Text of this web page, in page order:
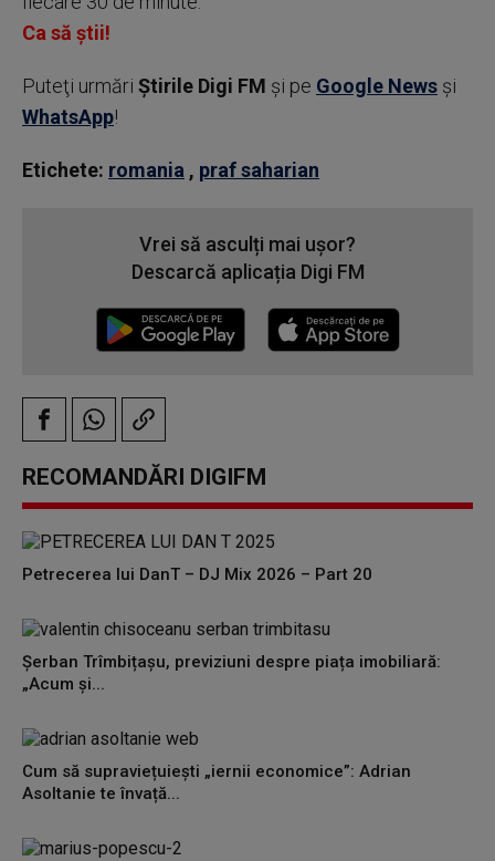
Ca să știi!
Puteţi urmări Știrile Digi FM şi pe Google News şi
WhatsApp!
Etichete: romania , praf saharian
Vrei să asculți mai ușor?
Descarcă aplicația Digi FM
RECOMANDĂRI DIGIFM
Petrecerea lui DanT – DJ Mix 2026 – Part 20
Șerban Trîmbițașu, previziuni despre piața imobiliară:
„Acum și...
Cum să supraviețuiești „iernii economice”: Adrian
Asoltanie te învață...